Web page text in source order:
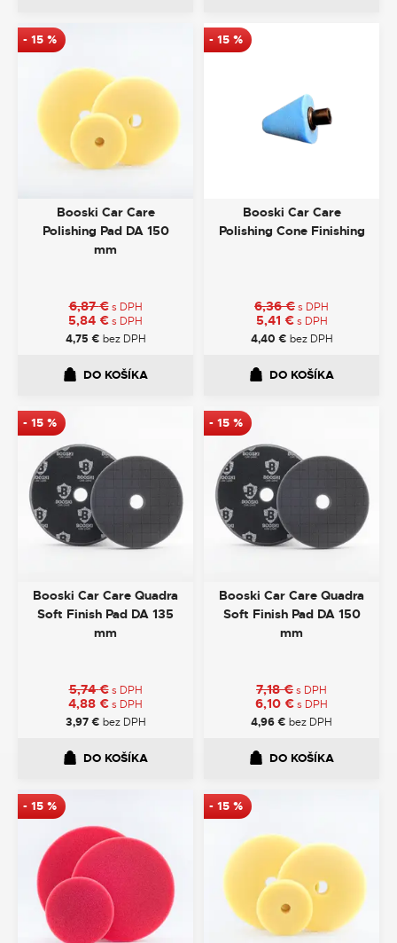
- 15 %
Booski Car Care
Polishing Pad DA 150
mm
6,87€ s DPH
5,84 €s DPH
4,75 € bez DPH
DO KOŠÍKA
- 15 %
Booski Car Care
Polishing Cone Finishing
6,36€s DPH
5,41 € s DPH
4,40 € bez DPH
DO KOŠÍKA
- 15 %
Booski Car Care Quadra
Soft Finish Pad DA 135
mm
5,74€ s DPH
4,88 €s DPH
3,97€ bez DPH
DO KOŠÍKA
- 15 %
Booski Car Care Quadra
Soft Finish Pad DA 150
mm
7,18€s DPH
6,10 €s DPH
4,96€ bez DPH
DO KOŠÍKA
- 15 % - 15 %